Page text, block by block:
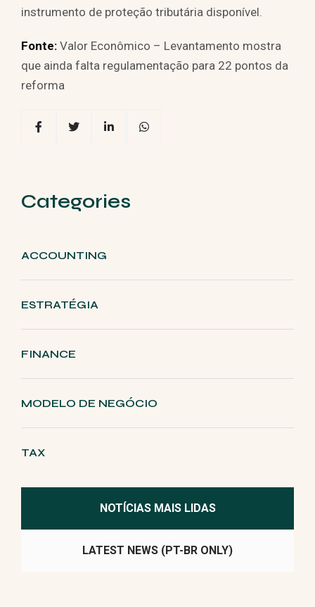
instrumento de proteção tributária disponível.
Fonte: Valor Econômico – Levantamento mostra
que ainda falta regulamentação para 22 pontos da
reforma
Categories
ACCOUNTING
ESTRATÉGIA
FINANCE
MODELO DE NEGÓCIO
TAX
NOTÍCIAS MAIS LIDAS
LATEST NEWS (PT-BR ONLY)